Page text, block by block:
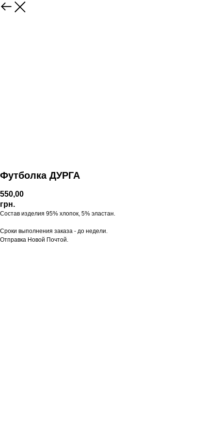
Футболка ДУРГА
550,00
грн.
Состав изделия 95% хлопок, 5% эластан.
Сроки выполнения заказа - до недели.
Отправка Новой Почтой.